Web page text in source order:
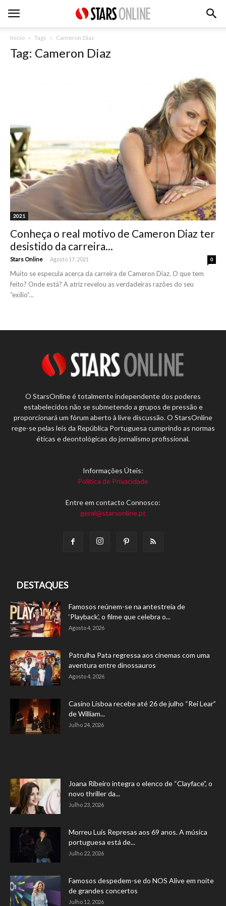
Inicio Tags Cameron Diaz
Tag: Cameron Diaz
2021
Conheça o real motivo de Cameron Diaz ter
desistido da carreira...
Stars Online - Agosto 17, 2021 0
Muito se especula acerca da carreira de Cameron Diaz. O que tem
feito? Onde está? A atriz revelou as verdadeiras razões do seu
“exílio”...
O StarsOnline é totalmente independente dos poderes
estabelecidos não se submetendo a grupos de pressão e
proporcionará um fórum aberto à livre discussão. O StarsOnline
rege-se pelas leis da República Portuguesa cumprindo as normas
éticas e deontológicas do jornalismo profissional.
Informações Úteis:
Política de Privacidade
Entre em contacto Connosco:
geral@starsonline.pt
DESTAQUES
Famosos reúnem-se na antestreia de
‘Playback’, o filme que celebra o...
Agosto 4, 2026
Patrulha Pata regressa aos cinemas com uma
aventura entre dinossauros
Agosto 4, 2026
Casino Lisboa recebe até 26 de julho “Rei Lear”
de William...
Julho 24, 2026
Joana Ribeiro integra o elenco de “Clayface”, o
novo thriller da...
Julho 23, 2026
Morreu Luís Represas aos 69 anos. A música
portuguesa está de...
Julho 22, 2026
Famosos despedem-se do NOS Alive em noite
de grandes concertos
Julho 12, 2026